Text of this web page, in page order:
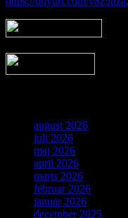
august 2026
juli 2026
maj 2026
april 2026
marts 2026
februar 2026
januar 2026
december 2025